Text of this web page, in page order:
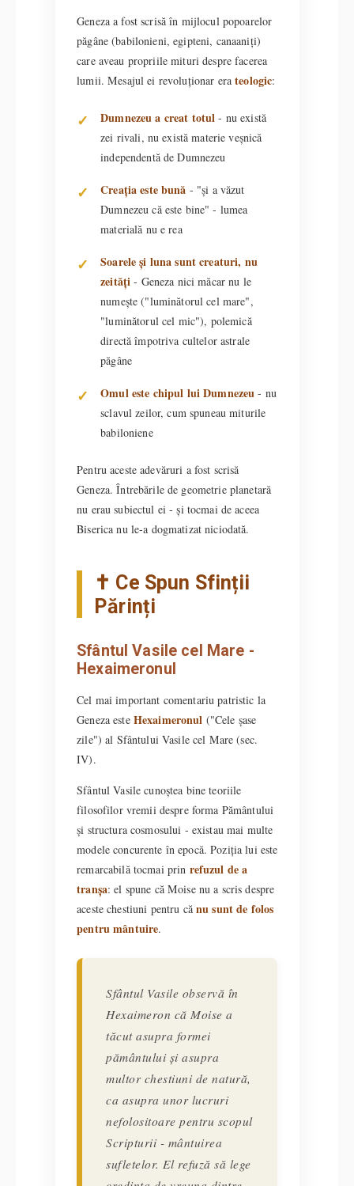
Geneza a fost scrisă în mijlocul popoarelor
păgâne (babilonieni, egipteni, canaaniți)
care aveau propriile mituri despre facerea
lumii. Mesajul ei revoluționar erateologic:
Dumnezeu a creat totul - nu există
zei rivali, nu există materie veșnică
independentă de Dumnezeu
Creația este bună - "și a văzut
Dumnezeu că este bine" - lumea
materială nu e rea
Soarele și luna sunt creaturi, nu
zeități - Geneza nici măcar nu le
numește ("luminătorul cel mare",
"luminătorul cel mic"), polemică
directă împotriva cultelor astrale
păgâne
Omul este chipul lui Dumnezeu - nu
sclavul zeilor, cum spuneau miturile
babiloniene
Pentru aceste adevăruri a fost scrisă
Geneza. Întrebările de geometrie planetară
nu erau subiectul ei - și tocmai de aceea
Biserica nu le-a dogmatizat niciodată.
✝️ Ce Spun Sfinții
Părinți
Sfântul Vasile cel Mare -
Hexaimeronul
Cel mai important comentariu patristic la
Geneza este Hexaimeronul ("Cele șase
zile") al Sfântului Vasile cel Mare (sec.
IV).
Sfântul Vasile cunoștea bine teoriile
filosofilor vremii despre forma Pământului
și structura cosmosului - existau mai multe
modele concurente în epocă. Poziția lui este
remarcabilă tocmai prin refuzul de a
tranșa: el spune că Moise nu a scris despre
aceste chestiuni pentru că nu sunt de folos
pentru mântuire.
Sfântul Vasile observă în
Hexaimeron că Moise a
tăcut asupra formei
pământului și asupra
multor chestiuni de natură,
ca asupra unor lucruri
nefolositoare pentru scopul
Scripturii - mântuirea
sufletelor. El refuză să lege